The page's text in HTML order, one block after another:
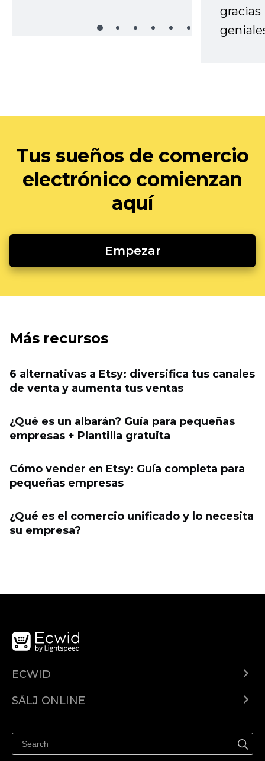
gracias
Tus sueños de comercio
electrónico comienzan
aquí
Empezar
Más recursos
6 alternativas a Etsy: diversifica tus canales
de venta y aumenta tus ventas
¿Qué es un albarán? Guía para pequeñas
empresas + Plantilla gratuita
Cómo vender en Etsy: Guía completa para
pequeñas empresas
¿Qué es el comercio unificado y lo necesita
su empresa?
ECWID
Pris
SÄLJ ONLINE
Sälj på Facebook
Sälj på Instagram